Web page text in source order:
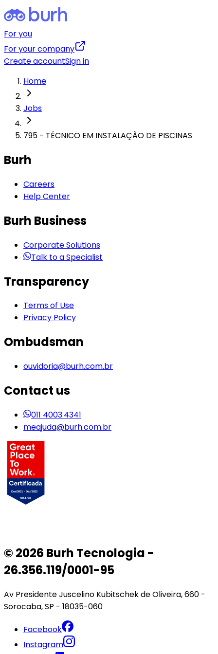
For you
For your company
Create accountSign in
Home
Jobs
795 - TÉCNICO EM INSTALAÇÃO DE PISCINAS
Burh
Careers
Help Center
Burh Business
Corporate Solutions
Talk to a Specialist
Transparency
Terms of Use
Privacy Policy
Ombudsman
ouvidoria@burh.com.br
Contact us
011 4003.4341
meajuda@burh.com.br
© 2026 Burh Tecnologia -
26.356.119/0001-95
Av Presidente Juscelino Kubitschek de Oliveira, 660 -
Sorocaba, SP - 18035-060
Facebook
Instagram